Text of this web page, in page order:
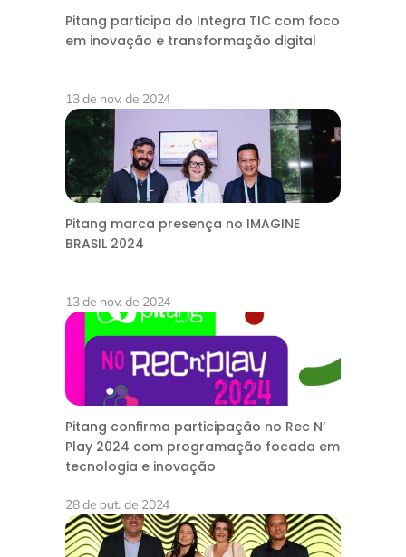
Pitang participa do Integra TIC com foco
em inovação e transformação digital
13 de nov. de 2024
Pitang marca presença no IMAGINE
BRASIL 2024
13 de nov. de 2024
Pitang confirma participação no Rec N’
Play 2024 com programação focada em
tecnologia e inovação
28 de out. de 2024